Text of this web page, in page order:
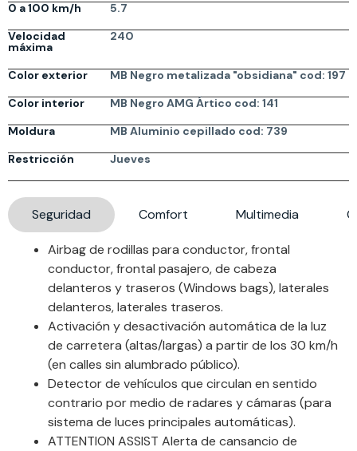
0 a 100 km/h
5.7
Velocidad
máxima
240
Color exterior
MB Negro metalizada "obsidiana" cod: 197
Color interior
MB Negro AMG Ártico cod: 141
Moldura
MB Aluminio cepillado cod: 739
Restricción
Jueves
Seguridad Comfort Multimedia
Airbag de rodillas para conductor, frontal
conductor, frontal pasajero, de cabeza
delanteros y traseros (Windows bags), laterales
delanteros, laterales traseros.
Activación y desactivación automática de la luz
de carretera (altas/largas) a partir de los 30 km/h
(en calles sin alumbrado público).
Detector de vehículos que circulan en sentido
contrario por medio de radares y cámaras (para
sistema de luces principales automáticas).
ATTENTION ASSIST Alerta de cansancio de